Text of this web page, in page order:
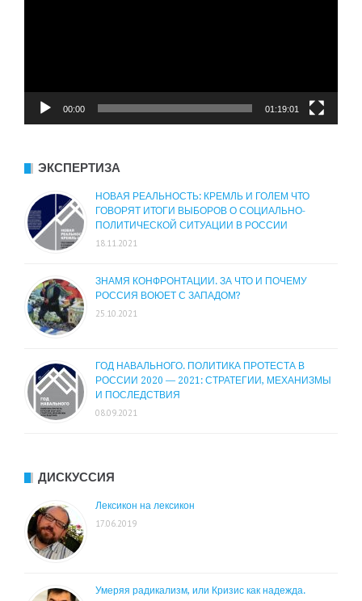
00:00 01:19:01
ЭКСПЕРТИЗА
НОВАЯ РЕАЛЬНОСТЬ: КРЕМЛЬ И ГОЛЕМ ЧТО
ГОВОРЯТ ИТОГИ ВЫБОРОВ О СОЦИАЛЬНО-
ПОЛИТИЧЕСКОЙ СИТУАЦИИ В РОССИИ
18.11.2021
ЗНАМЯ КОНФРОНТАЦИИ. ЗА ЧТО И ПОЧЕМУ
РОССИЯ ВОЮЕТ С ЗАПАДОМ?
25.10.2021
ГОД НАВАЛЬНОГО. ПОЛИТИКА ПРОТЕСТА В
РОССИИ 2020 — 2021: СТРАТЕГИИ, МЕХАНИЗМЫ
И ПОСЛЕДСТВИЯ
08.09.2021
ДИСКУССИЯ
Лексикон на лексикон
17.06.2019
Умеряя радикализм, или Кризис как надежда.